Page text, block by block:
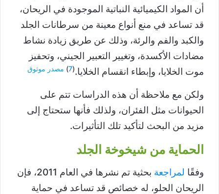
أن المواد الكيميائية النباتية الموجودة في الريحان،
قد تساعد في منع أنواع معينة من سرطانات الجلد
والكبد والفم والرئة، وذلك عن طريق زيادة نشاط
مضادات الأكسدة، وتغيير التعبير الجيني، وتحفيز
موت الخلايا، وإبطاء انقسام الخلايا.(
7
) مصدر موثوق
ولكن مع ملاحظة أن هذه الدراسات تتم على
الحيوانات مثل الفئران، ولذلك فأنها ستحتاج إلى
مزيد من البحث لتأكيد تلك التأثيرات.
الحماية من شيخوخة الجلد
وفقًا لمراجعة
بحثية تم نشرها في العام 2011، فإن
الريحان الحلو، له خصائص قد تساعد في حماية